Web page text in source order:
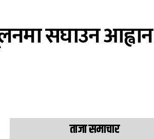
सघाउन आह्वान
ताजा समाचार